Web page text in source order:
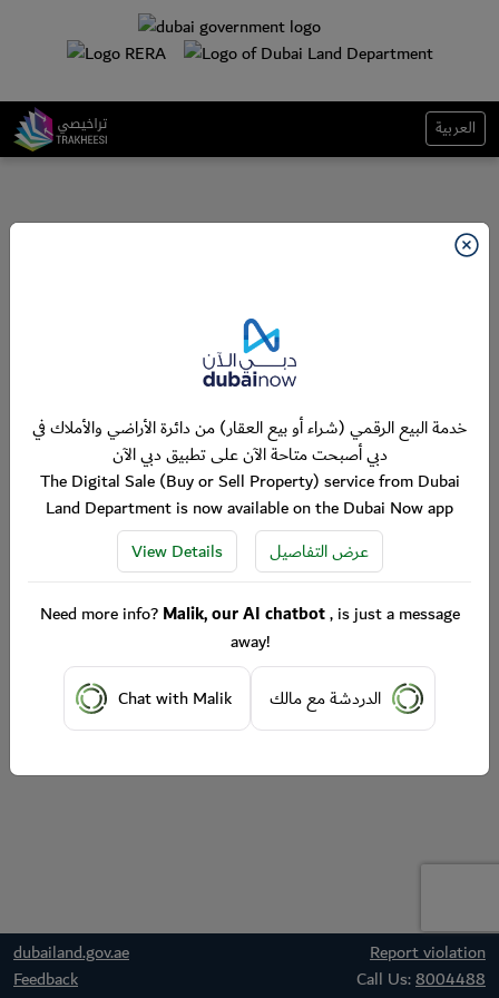
العربية
dubailand.gov.ae
Report violation
Feedback
Call Us:8004488
خدمة البيع الرقمي (شراء أو بيع العقار) من دائرة الأراضي والأملاك في
دبي أصبحت متاحة الآن على تطبيق دبي الآن
The Digital Sale (Buy or Sell Property) service from Dubai
Land Department is now available on the Dubai Now app
View Details
عرض التفاصيل
Need more info?Malik, our AI chatbot, is just a message
away!
Chat with Malik
الدردشة مع مالك